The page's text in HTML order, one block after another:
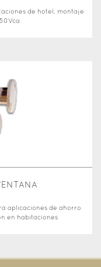
de hotel, montaje
aplicaciones de ahorro
en habitaciones